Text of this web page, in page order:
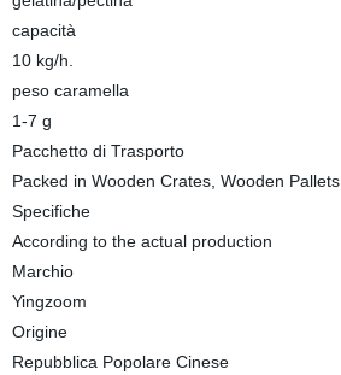
capacità
10 kg/h.
peso caramella
1-7 g
Pacchetto di Trasporto
Packed in Wooden Crates, Wooden Pallets
Specifiche
According to the actual production
Marchio
Yingzoom
Origine
Repubblica Popolare Cinese